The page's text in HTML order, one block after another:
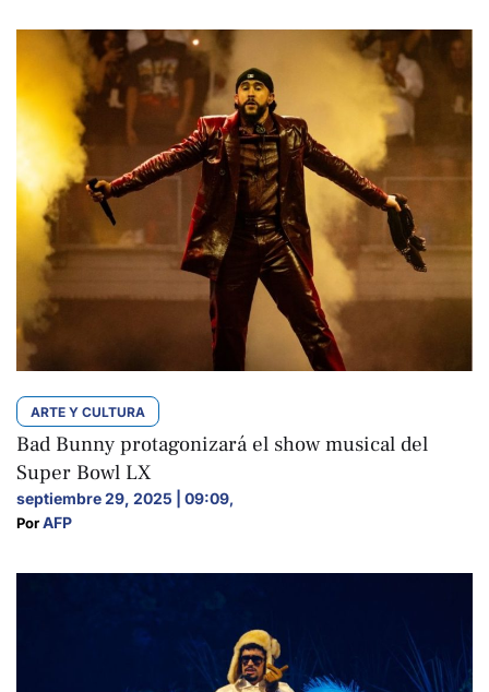
ARTE Y CULTURA
Bad Bunny protagonizará el show musical del
Super Bowl LX
septiembre 29, 2025 | 09:09,
Por AFP